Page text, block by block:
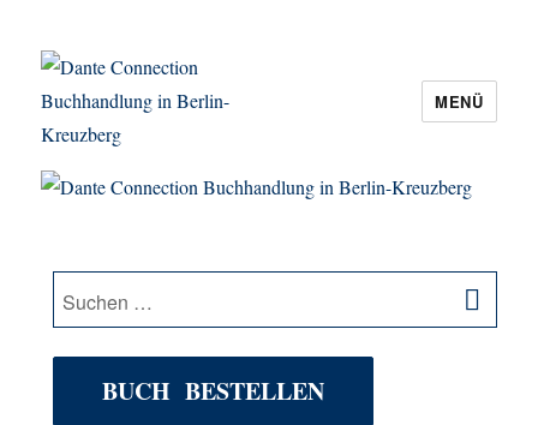
Dante Connection Buchhandlung in
MENÜ
Suche
nach:
BUCH BESTELLEN